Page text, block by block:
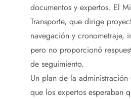
documentos y expertos. El
Transporte, que dirige
navegación y cronometraje,
pero no proporcionó
de seguimiento.
Un plan de la
que los expertos esperaban